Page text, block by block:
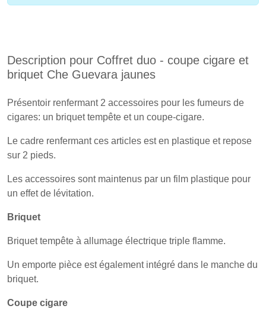
Description pour Coffret duo - coupe cigare et
briquet Che Guevara jaunes
Présentoir renfermant 2 accessoires pour les fumeurs de
cigares: un briquet tempête et un coupe-cigare.
Le cadre renfermant ces articles est en plastique et repose
sur 2 pieds.
Les accessoires sont maintenus par un film plastique pour
un effet de lévitation.
Briquet
Briquet tempête à allumage électrique triple flamme.
Un emporte pièce est également intégré dans le manche du
briquet.
Coupe cigare